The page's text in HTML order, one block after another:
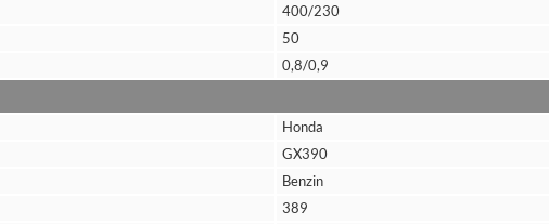
400/230
50
0,8/0,9
Honda
GX390
Benzin
389